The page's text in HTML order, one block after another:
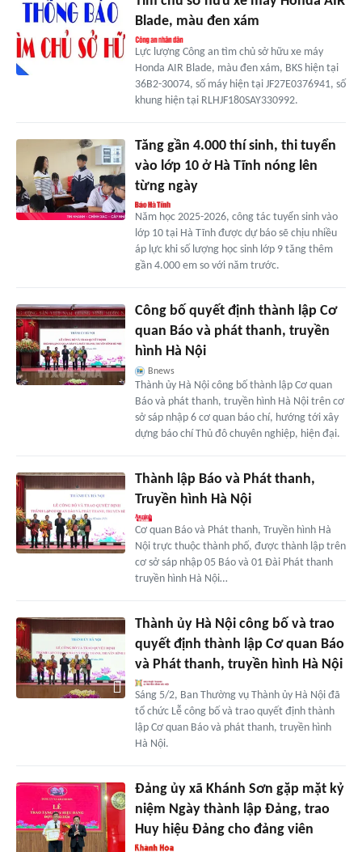
Blade, màu đen xám
Lực lượng Công an tìm chủ sở hữu xe máy
Honda AIR Blade, màu đen xám, BKS hiện tại
36B2-30074, số máy hiện tại JF27E0376941, số
khung hiện tại RLHJF180SAY330992.
Tăng gần 4.000 thí sinh, thi tuyển
vào lớp 10 ở Hà Tĩnh nóng lên
từng ngày
Năm học 2025-2026, công tác tuyển sinh vào
lớp 10 tại Hà Tĩnh được dự báo sẽ chịu nhiều
áp lực khi số lượng học sinh lớp 9 tăng thêm
gần 4.000 em so với năm trước.
Công bố quyết định thành lập Cơ
quan Báo và phát thanh, truyền
hình Hà Nội
Bnews
Thành ủy Hà Nội công bố thành lập Cơ quan
Báo và phát thanh, truyền hình Hà Nội trên cơ
sở sáp nhập 6 cơ quan báo chí, hướng tới xây
dựng báo chí Thủ đô chuyên nghiệp, hiện đại.
Thành lập Báo và Phát thanh,
Truyền hình Hà Nội
Cơ quan Báo và Phát thanh, Truyền hình Hà
Nội trực thuộc thành phố, được thành lập trên
cơ sở sáp nhập 05 Báo và 01 Đài Phát thanh
truyền hình Hà Nội…
Thành ủy Hà Nội công bố và trao
quyết định thành lập Cơ quan Báo
và Phát thanh, truyền hình Hà Nội
Sáng 5/2, Ban Thường vụ Thành ủy Hà Nội đã
tổ chức Lễ công bố và trao quyết định thành
lập Cơ quan Báo và phát thanh, truyền hình
Hà Nội.
Đảng ủy xã Khánh Sơn gặp mặt kỷ
niệm Ngày thành lập Đảng, trao
Huy hiệu Đảng cho đảng viên